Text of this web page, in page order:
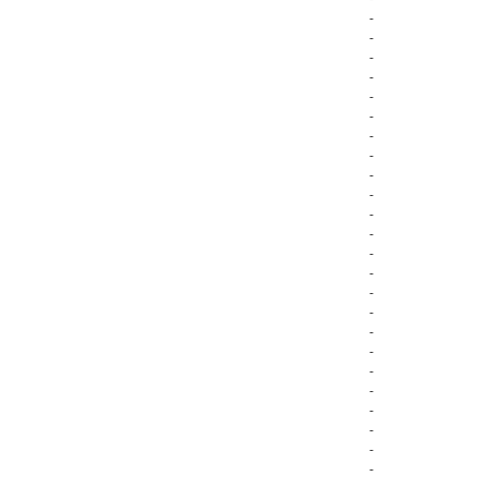
-
-
-
-
-
-
-
-
-
-
-
-
-
-
-
-
-
-
-
-
-
-
-
-